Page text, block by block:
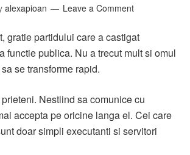
alexapioan Leave a Comment
gratie partidului care a castigat
functie publica. Nu a trecut mult si omul
se transforme rapid.
Nestiind sa comunice cu
accepta pe oricine langa el. Cei care
doar simpli executanti si servitori